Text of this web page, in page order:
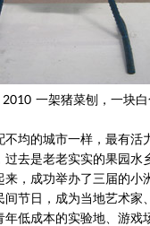
一架猪菜刨，一块
不均的城市一样，最有活
过去是老老实实的果园水
来，成功举办了三届的小
间节日，成为当地艺术家
年低成本的实验地、游戏